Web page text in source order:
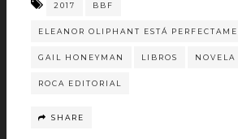
2017 BBF
ELEANOR OLIPHANT ESTÁ
GAIL HONEYMAN LIBROS NOVELA
ROCA EDITORIAL
SHARE